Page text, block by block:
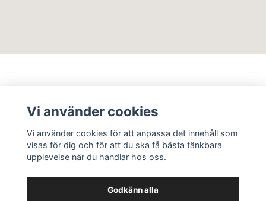
Sociala medier
Vi använder cookies
Vi använder cookies för att anpassa det innehåll som
visas för dig och för att du ska få bästa tänkbara
upplevelse när du handlar hos oss.
Godkänn alla